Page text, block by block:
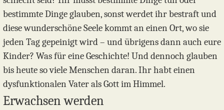
bestimmte Dinge glauben, sonst werdet ihr bestraft und
diese wunderschöne Seele kommt an einen Ort, wo sie
jeden Tag gepeinigt wird – und übrigens dann auch eure
Kinder? Was für eine Geschichte! Und dennoch glauben
bis heute so viele Menschen daran. Ihr habt einen
dysfunktionalen Vater als Gott im Himmel.
Erwachsen werden